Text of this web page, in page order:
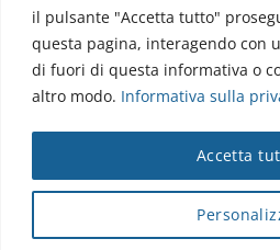
il pulsante "Accetta tutto"
questa pagina, interagendo con
di fuori di questa informativa o
altro modo. Informativa sulla
Accetta
Copyright © 2026 Istituto
Neuromed
Webmail |Privacy Policy|Privacy
Contatti|
Cap. Soc. € 4.040.000 i.v. - Numero